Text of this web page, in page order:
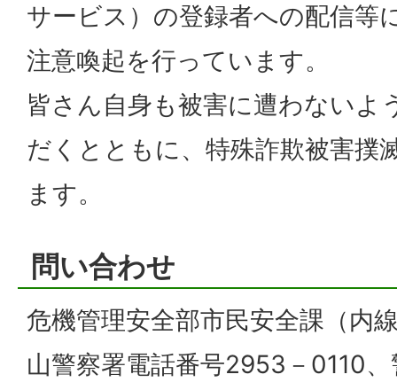
サービス）の登録者への配信等
注意喚起を行っています。
皆さん自身も被害に遭わないよ
だくとともに、特殊詐欺被害撲
ます。
問い合わせ
危機管理安全部市民安全課（内
山警察署電話番号2953－0110